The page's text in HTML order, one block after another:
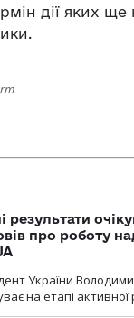
дії яких
результати
про роботу
України
на етапі активної